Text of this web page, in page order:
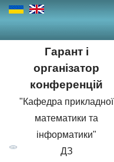
Гарант і
організатор
конференцій
"Кафедра прикладної
математики та
інформатики"
ДЗ